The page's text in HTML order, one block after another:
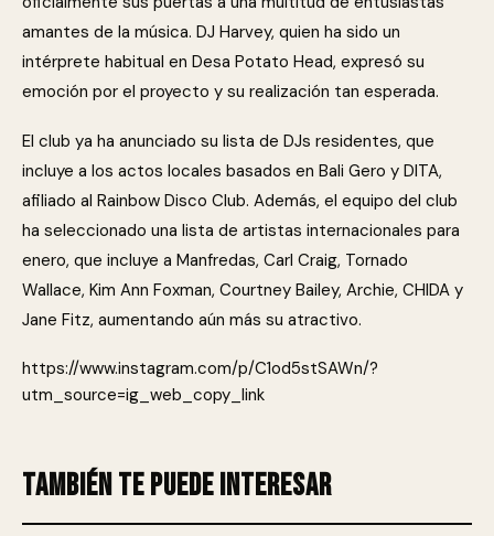
amantes de la música. DJ Harvey, quien ha sido un
intérprete habitual en Desa Potato Head, expresó su
emoción por el proyecto y su realización tan esperada.
El club ya ha anunciado su lista de DJs residentes, que
incluye a los actos locales basados en Bali Gero y DITA,
afiliado al Rainbow Disco Club. Además, el equipo del club
ha seleccionado una lista de artistas internacionales para
enero, que incluye a Manfredas, Carl Craig, Tornado
Wallace, Kim Ann Foxman, Courtney Bailey, Archie, CHIDA y
Jane Fitz, aumentando aún más su atractivo.
https://www.instagram.com/p/C1od5stSAWn/?
utm_source=ig_web_copy_link
También te puede interesar